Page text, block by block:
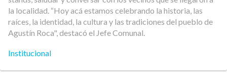
la localidad. “Hoy acá estamos celebrando la historia, las
raíces, la identidad, la cultura y las tradiciones del pueblo de
Agustín Roca", destacó el Jefe Comunal.
Institucional